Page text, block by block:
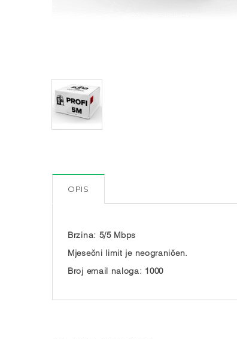
OPIS
Brzina: 5/5 Mbps
Mjesečni limit je neograničen.
Broj email naloga: 1000